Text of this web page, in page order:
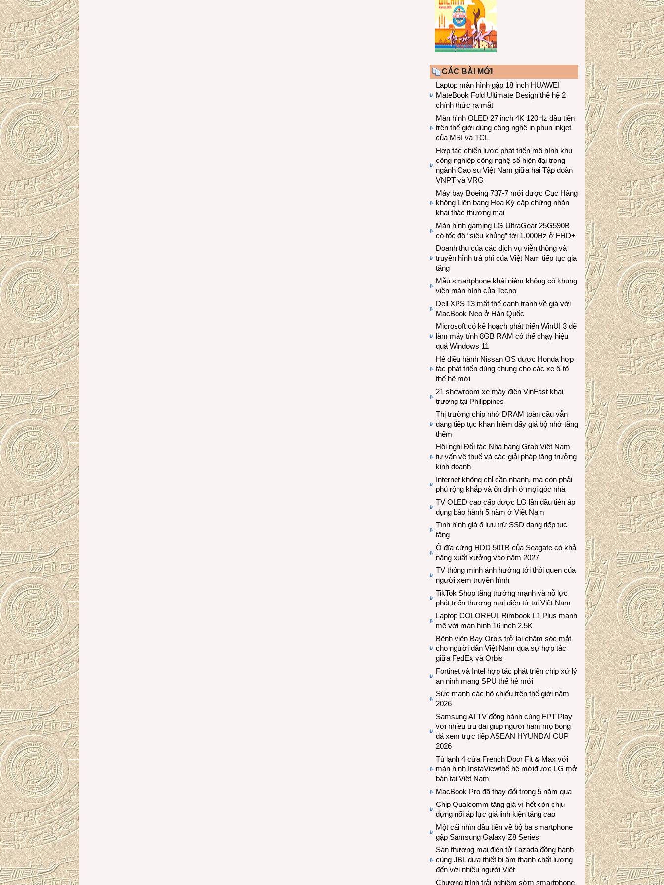
CÁC BÀI MỚI
Laptop màn hình gập 18 inch HUAWEI
MateBook Fold Ultimate Design thế hệ 2
chính thức ra mắt
Màn hình OLED 27 inch 4K 120Hz đầu tiên
trên thế giới dùng công nghệ in phun inkjet
của MSI và TCL
Hợp tác chiến lược phát triển mô hình khu
công nghiệp công nghệ số hiện đại trong
ngành Cao su Việt Nam giữa hai Tập đoàn
VNPT và VRG
Máy bay Boeing 737-7 mới được Cục Hàng
không Liên bang Hoa Kỳ cấp chứng nhận
khai thác thương mại
Màn hình gaming LG UltraGear 25G590B
có tốc độ “siêu khủng” tới 1.000Hz ở FHD+
Doanh thu của các dịch vụ viễn thông và
truyền hình trả phí của Việt Nam tiếp tục gia
tăng
Mẫu smartphone khái niệm không có khung
viền màn hình của Tecno
Dell XPS 13 mất thế cạnh tranh về giá với
MacBook Neo ở Hàn Quốc
Microsoft có kế hoạch phát triển WinUI 3 để
làm máy tính 8GB RAM có thể chạy hiệu
quả Windows 11
Hệ điều hành Nissan OS được Honda hợp
tác phát triển dùng chung cho các xe ô-tô
thế hệ mới
21 showroom xe máy điện VinFast khai
trương tại Philippines
Thị trường chip nhớ DRAM toàn cầu vẫn
đang tiếp tục khan hiếm đẩy giá bộ nhớ tăng
thêm
Hội nghị Đối tác Nhà hàng Grab Việt Nam
tư vấn về thuế và các giải pháp tăng trưởng
kinh doanh
Internet không chỉ cần nhanh, mà còn phải
phủ rộng khắp và ổn định ở mọi góc nhà
TV OLED cao cấp được LG lần đầu tiên áp
dụng bảo hành 5 năm ở Việt Nam
Tình hình giá ổ lưu trữ SSD đang tiếp tục
tăng
Ổ đĩa cứng HDD 50TB của Seagate có khả
năng xuất xưởng vào năm 2027
TV thông minh ảnh hưởng tới thói quen của
người xem truyền hình
TikTok Shop tăng trưởng mạnh và nỗ lực
phát triển thương mại điện tử tại Việt Nam
Laptop COLORFUL Rimbook L1 Plus mạnh
mẽ với màn hình 16 inch 2.5K
Bệnh viện Bay Orbis trở lại chăm sóc mắt
cho người dân Việt Nam qua sự hợp tác
giữa FedEx và Orbis
Fortinet và Intel hợp tác phát triển chip xử lý
an ninh mạng SPU thế hệ mới
Sức mạnh các hộ chiếu trên thế giới năm
2026
Samsung AI TV đồng hành cùng FPT Play
với nhiều ưu đãi giúp người hâm mộ bóng
đá xem trực tiếp ASEAN HYUNDAI CUP
2026
Tủ lạnh 4 cửa French Door Fit & Max với
màn hình InstaViewthế hệ mớiđược LG mở
bán tại Việt Nam
MacBook Pro đã thay đổi trong 5 năm qua
Chip Qualcomm tăng giá vì hết còn chịu
đựng nổi áp lực giá linh kiện tăng cao
Một cái nhìn đầu tiên về bộ ba smartphone
gập Samsung Galaxy Z8 Series
Sàn thương mại điện tử Lazada đồng hành
cùng JBL dưa thiết bị âm thanh chất lượng
đến với nhiều người Việt
Chương trình trải nghiệm sớm smartphone